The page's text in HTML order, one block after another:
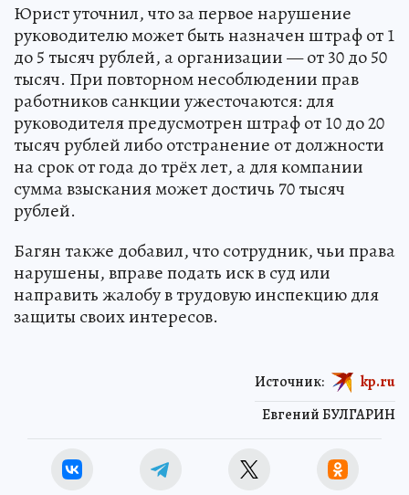
Юрист уточнил, что за первое нарушение
руководителю может быть назначен штраф от 1
до 5 тысяч рублей, а организации — от 30 до 50
тысяч. При повторном несоблюдении прав
работников санкции ужесточаются: для
руководителя предусмотрен штраф от 10 до 20
тысяч рублей либо отстранение от должности
на срок от года до трёх лет, а для компании
сумма взыскания может достичь 70 тысяч
рублей.
Багян также добавил, что сотрудник, чьи права
нарушены, вправе подать иск в суд или
направить жалобу в трудовую инспекцию для
защиты своих интересов.
Евгений БУЛГАРИН
Источник: kp.ru